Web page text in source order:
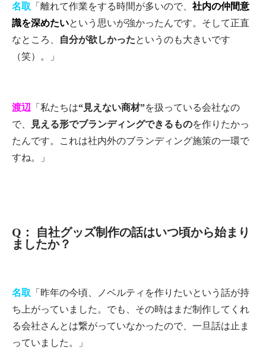
名取 「離れて作業をする時間が多いので、 社内の仲間意
識を深めたいという思いが強かったんです。そして正直
なところ、
自分が欲しかったというのも大きいです
（笑）。」
渡辺 「私たちは“見えない商材”を扱っている会社なの
で、
見える形でブランディングできるものを作りたかっ
たんです。これは社内外のブランディング施策の一環で
すね。」
Q： 自社グッズ制作の話はいつ頃から始まり
ましたか？
名取 「昨年の今頃、ノベルティを作りたいという話が持
ち上がっていました。でも、その時はまだ制作してくれ
る会社さんとは繋がっていなかったので、一旦話は止ま
っていました。」